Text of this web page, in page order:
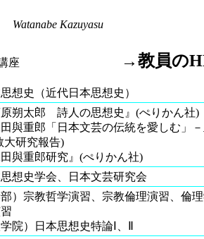
Kazuyasu
育講座 →教員の
想史（近代日本思想史）
原朔太郎 詩人の思想史』(ぺりかん社)
田與重郎「日本文芸の伝統を愛しむ」
大研究報告)
田與重郎研究』(ぺりかん社)
思想史学会、日本文芸研究会
部）宗教哲学演習、宗教倫理演習、倫
学院）日本思想史特論Ⅰ、Ⅱ